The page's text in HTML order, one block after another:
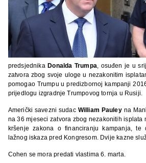
predsjednikaDonalda Trumpa , osuđen je u
zatvora zbog svoje uloge u nezakonitim
pomogao Trumpu u predizbornoj kampanji
prijedlogu izgradnje Trumpovog tornja u Rusiji.
Američki savezni sudac William Pauleyna
na 36 mjeseci zatvora zbog nezakonitih isplata
kršenje zakona o financiranju kampanja, te
lažnog iskaza pred Kongresom. Dvije kazne
Cohen se mora predati vlastima 6. marta.